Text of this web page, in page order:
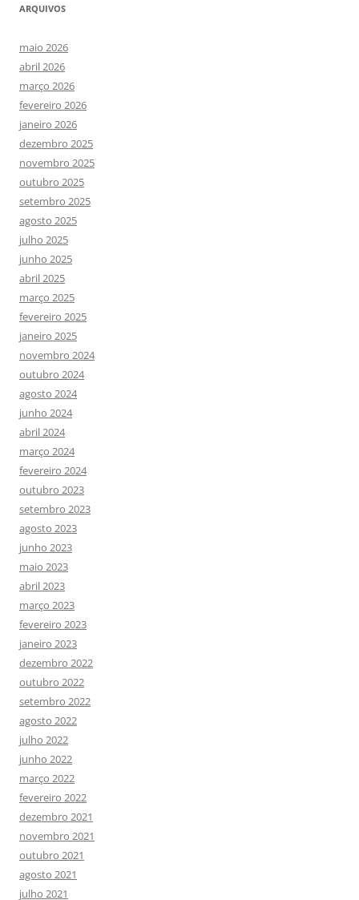
ARQUIVOS
maio 2026
abril 2026
março 2026
fevereiro 2026
janeiro 2026
dezembro 2025
novembro 2025
outubro 2025
setembro 2025
agosto 2025
julho 2025
junho 2025
abril 2025
março 2025
fevereiro 2025
janeiro 2025
novembro 2024
outubro 2024
agosto 2024
junho 2024
abril 2024
março 2024
fevereiro 2024
outubro 2023
setembro 2023
agosto 2023
junho 2023
maio 2023
abril 2023
março 2023
fevereiro 2023
janeiro 2023
dezembro 2022
outubro 2022
setembro 2022
agosto 2022
julho 2022
junho 2022
março 2022
fevereiro 2022
dezembro 2021
novembro 2021
outubro 2021
agosto 2021
julho 2021